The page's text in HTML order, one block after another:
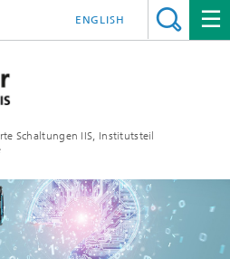
Schaltungen IIS, Institutsteil
ENGLISH